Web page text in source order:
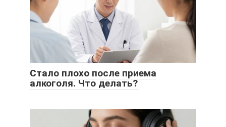
Стало плохо после приема
алкоголя. Что делать?